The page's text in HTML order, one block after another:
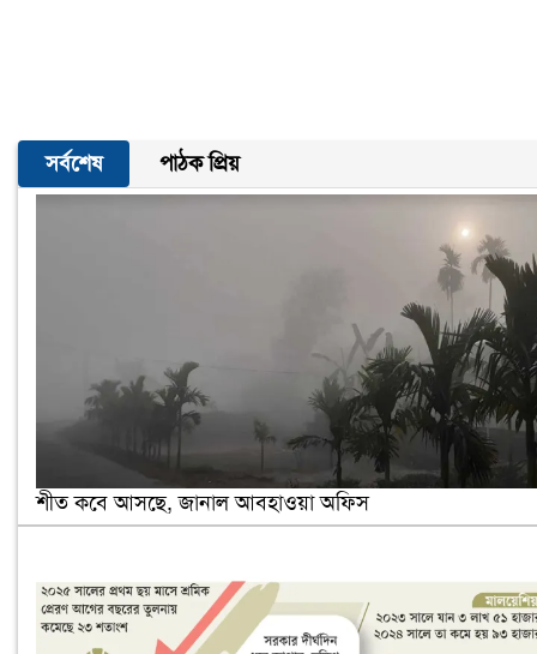
সর্বশেষ পাঠক প্রিয়
শীত কবে আসছে, জানাল আবহাওয়া অফিস